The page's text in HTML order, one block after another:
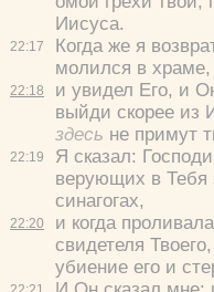
22:17
22:18
22:19
22:20
Иисуса.
Когда же я
молился в
и увидел Его, и
выйди скорее из
здесь не примут
Я сказал:
верующих в Тебя
синагогах,
и когда
свидетеля
убиение его и